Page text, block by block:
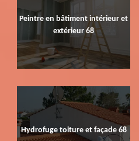
Peintre en bâtiment intérieur et
extérieur 68
Hydrofuge toiture et façade 68